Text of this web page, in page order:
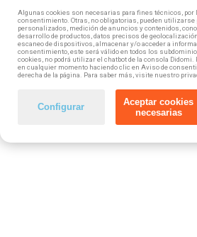
Si te interesa algún curso
rellenar el formulario que
ficha y nos pondremos en
para informarte. ¡Te
Algunas cookies son necesarias para fines técnicos, por
consentimiento. Otras, no obligatorias, pueden utilizarse
personalizados, medición de anuncios y contenidos,
desarrollo de productos, datos precisos de
escaneo de dispositivos, almacenar y/o acceder a
consentimiento, este será válido en todos los
cookies, no podrá utilizar el chatbot de la consola
en cualquier momento haciendo clic en Aviso de
derecha de la página. Para saber más, visite nuestro
Configurar
Aceptar cookies
necesarias